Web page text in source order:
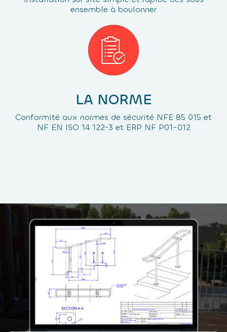
ensemble à boulonner
LA NORME
Conformité aux normes de sécurité NFE 85 015 et
NF EN ISO 14 122-3 et ERP NF P01-012